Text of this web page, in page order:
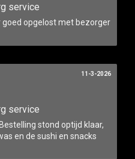
service
goed opgelost met bezorger
service
stond optijd klaar,
en de sushi en snacks
11-3-2026